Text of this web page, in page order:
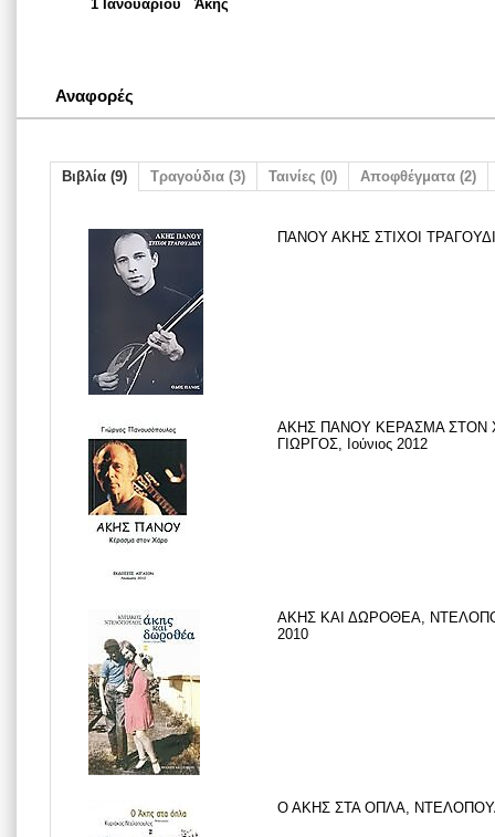
1 Ιανουαρίου Άκης
Αναφορές
Βιβλία (9) Τραγούδια (3) Ταινίες (0) Αποφθέγματα (2)
ΠΑΝΟΥ ΑΚΗΣ ΣΤΙΧΟΙ
ΑΚΗΣ ΠΑΝΟΥ ΚΕΡΑΣΜΑ
ΓΙΩΡΓΟΣ, Ιούνιος 2012
ΑΚΗΣ ΚΑΙ ΔΩΡΟΘΕΑ,
2010
Ο ΑΚΗΣ ΣΤΑ ΟΠΛΑ,